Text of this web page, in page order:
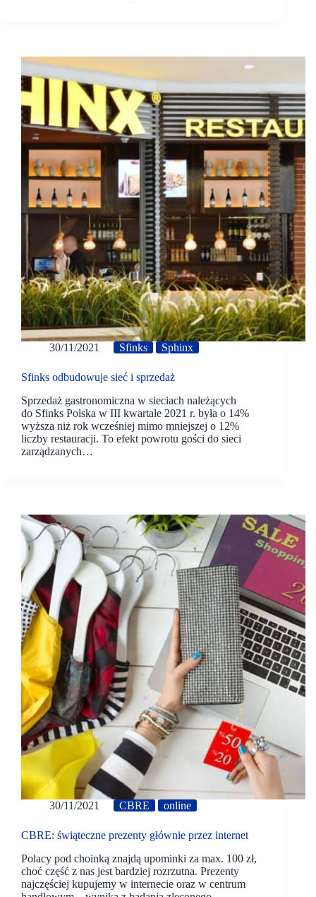
30/11/2021 Sfinks Sphinx
Sfinks odbudowuje sieć i sprzedaż
Sprzedaż gastronomiczna w sieciach należących
do Sfinks Polska w III kwartale 2021 r. była o 14%
wyższa niż rok wcześniej mimo mniejszej o 12%
liczby restauracji. To efekt powrotu gości do sieci
zarządzanych…
30/11/2021 CBRE online
CBRE: świąteczne prezenty głównie przez internet
Polacy pod choinką znajdą upominki za max. 100 zł,
choć część z nas jest bardziej rozrzutna. Prezenty
najczęściej kupujemy w internecie oraz w centrum